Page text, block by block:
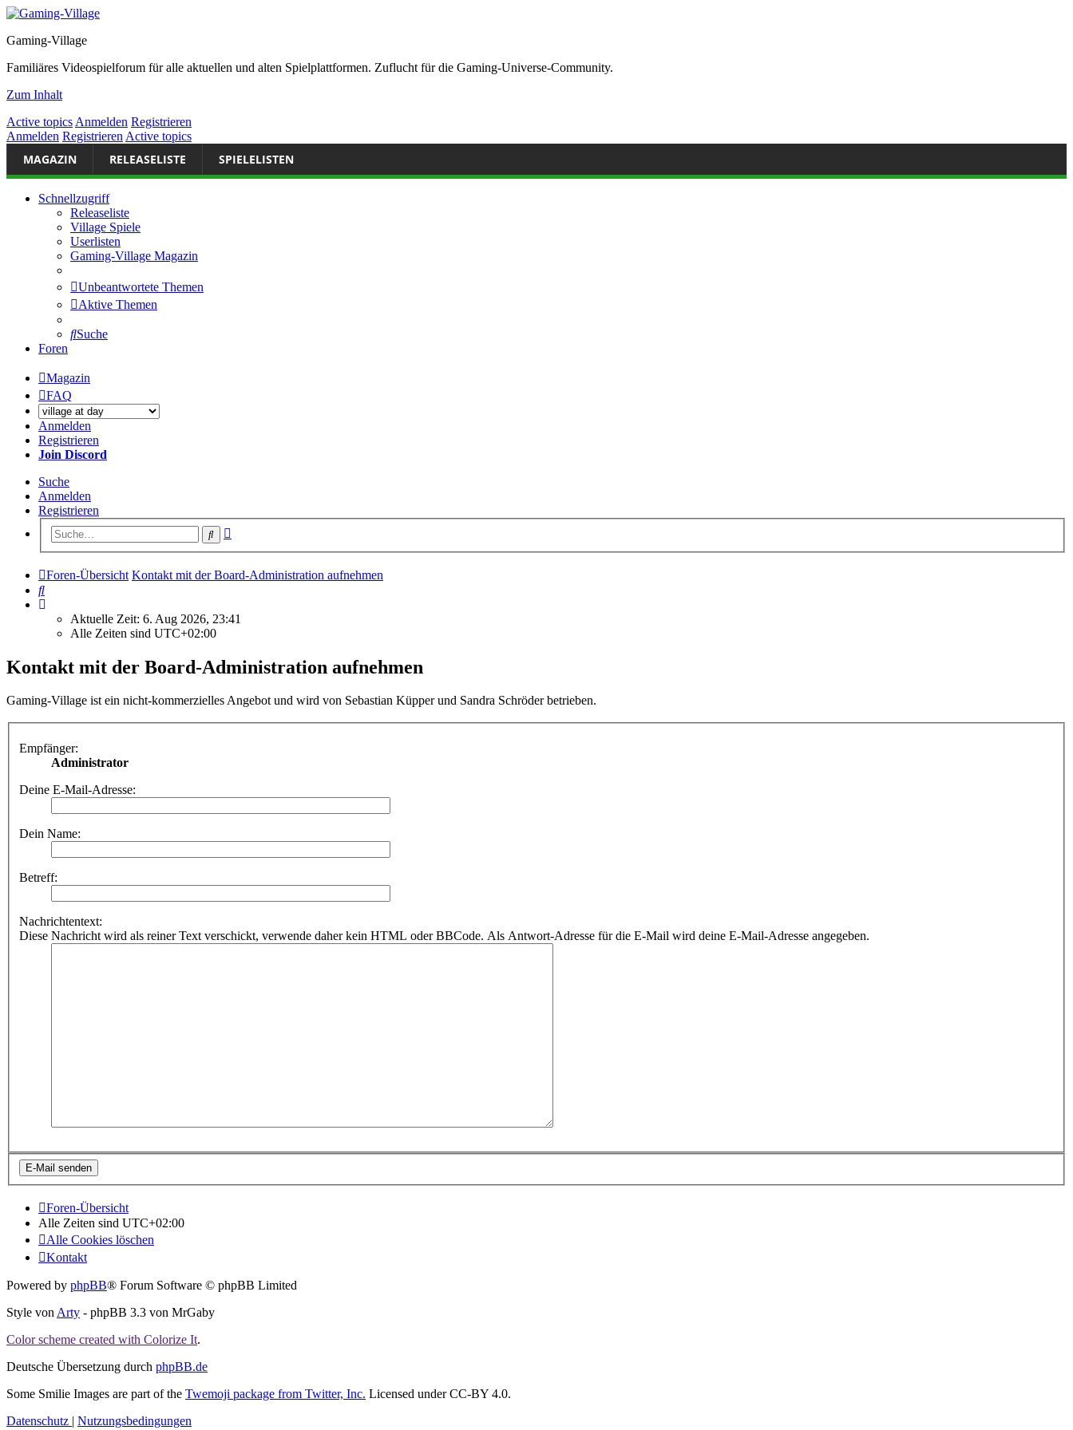
Gaming-Village
Familiäres Videospielforum für alle aktuellen und alten Spielplattformen. Zuflucht für die Gaming-Universe-Community.
Zum Inhalt
Active topics Anmelden Registrieren
Anmelden Registrieren Active topics
MAGAZIN RELEASELISTE SPIELELISTEN
Schnellzugriff
Releaseliste
Village Spiele
Userlisten
Gaming-Village Magazin
Unbeantwortete Themen
Aktive Themen
Suche
Foren
Magazin
FAQ
Anmelden
Registrieren
Join Discord
Suche
Anmelden
Registrieren
Suche
Foren-Übersicht Kontakt mit der Board-Administration aufnehmen
Suche
Aktuelle Zeit: 6. Aug 2026, 23:41
Alle Zeiten sind UTC+02:00
Kontakt mit der Board-Administration aufnehmen
Gaming-Village ist ein nicht-kommerzielles Angebot und wird von Sebastian Küpper und Sandra Schröder betrieben.
Empfänger:
Administrator
Deine E-Mail-Adresse:
Dein Name:
Betreff:
Nachrichtentext:
Diese Nachricht wird als reiner Text verschickt, verwende daher kein HTML oder BBCode. Als Antwort-Adresse für die E-Mail wird deine E-Mail-Adresse angegeben.
Foren-Übersicht
Alle Zeiten sind UTC+02:00
Alle Cookies löschen
Kontakt
Powered by phpBB® Forum Software © phpBB Limited
Style von Arty - phpBB 3.3 von MrGaby
Color scheme created with Colorize It.
Deutsche Übersetzung durch phpBB.de
Some Smilie Images are part of the Twemoji package from Twitter, Inc. Licensed under CC-BY 4.0.
Datenschutz | Nutzungsbedingungen